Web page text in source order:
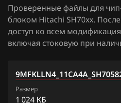
Cadillac
Changan
Chenglong
Chevrolet
G35
G37
JX35
M35
3GIPBNJ_1CG771_SH705513N
Проверенные файлы для
блоком Hitachi SH70xx.
доступ ко всем
включая стоковую при
Размер
1 024 КБ